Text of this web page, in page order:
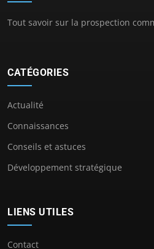
Tout savoir sur la prospection
CATÉGORIES
Actualité
Connaissances
Conseils et astuces
Développement stratégique
LIENS UTILES
Contact